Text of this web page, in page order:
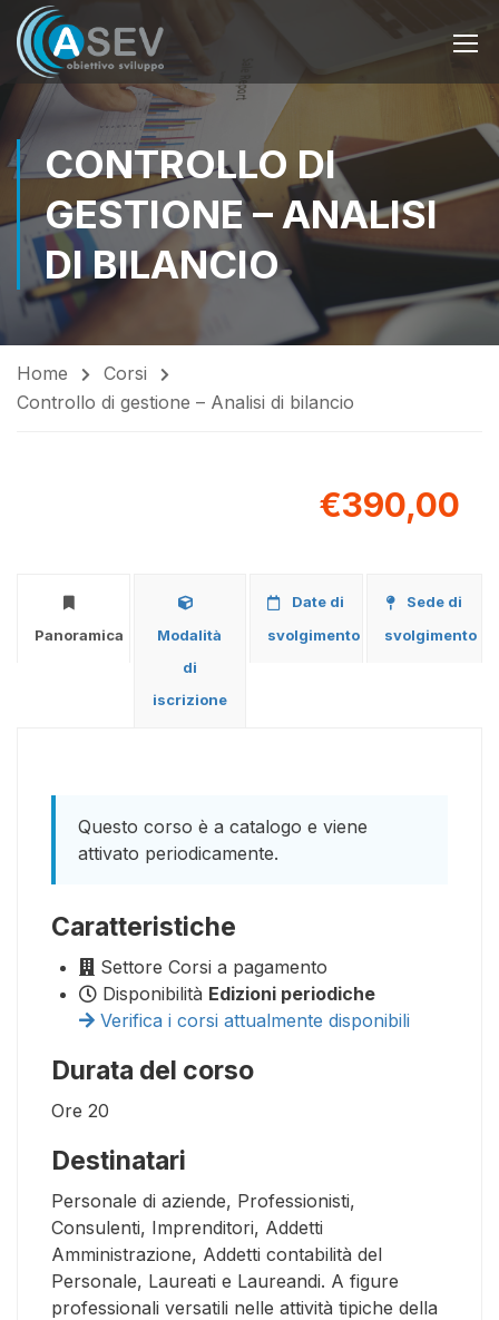
CONTROLLO DI
GESTIONE – ANALISI
DI BILANCIO
Home
Corsi
Controllo di gestione – Analisi di bilancio
€390,00
Panoramica
Modalità
di
iscrizione
Date di
svolgimento
Sede di
svolgimento
Questo corso è a catalogo e viene
attivato periodicamente.
Caratteristiche
Settore Corsi a pagamento
Disponibilità Edizioni periodiche
Verifica i corsi attualmente disponibili
Durata del corso
Ore 20
Destinatari
Personale di aziende, Professionisti,
Consulenti, Imprenditori, Addetti
Amministrazione, Addetti contabilità del
Personale, Laureati e Laureandi. A figure
professionali versatili nelle attività tipiche della